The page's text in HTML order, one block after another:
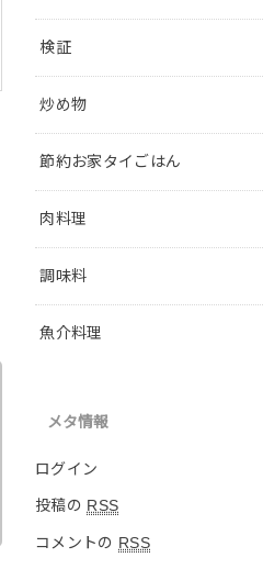
検証
炒め物
節約お家タイごはん
肉料理
調味料
魚介料理
メタ情報
ログイン
投稿の RSS
コメントの RSS